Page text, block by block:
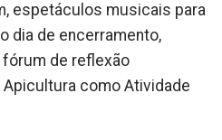
espetáculos musicais para
dia de encerramento,
fórum de reflexão
como Atividade